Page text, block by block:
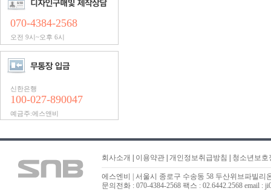
070-4384-2568
오전 9시~오후 6시
신한은행
100-027-890047
예금주:에스앤비
회사소개 이용약관 개인정보취급방침 청소년보호
에스엔비 | 서울시 종로구 수송동 58 두산위브파빌리
문의전화 : 070-4384-2568 팩스 : 02.6442.2568 email :